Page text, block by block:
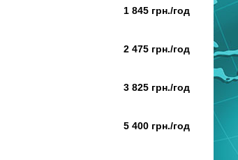
1 845 грн./год
2 475 грн./год
3 825 грн./год
5 400 грн./год